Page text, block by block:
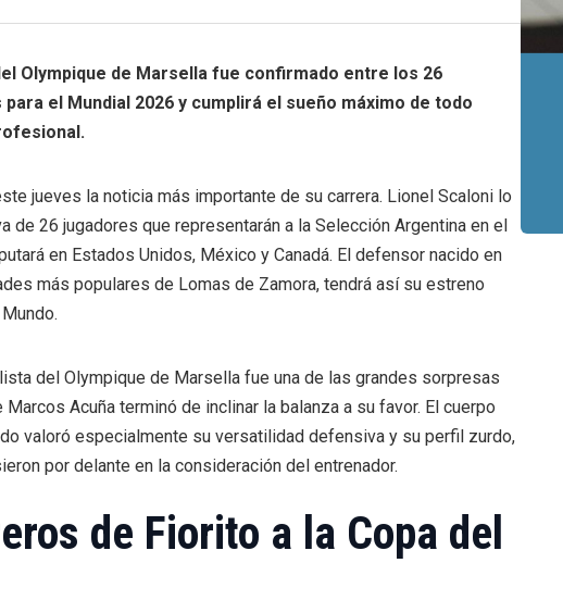
Olympique de Marsella fue confirmado entre los 26
el Mundial 2026 y cumplirá el sueño máximo de todo
jueves la noticia más importante de su carrera. Lionel Scaloni lo
de 26 jugadores que representarán a la Selección Argentina en el
en Estados Unidos, México y Canadá. El defensor nacido en
más populares de Lomas de Zamora, tendrá así su estreno
del Olympique de Marsella fue una de las grandes sorpresas
Acuña terminó de inclinar la balanza a su favor. El cuerpo
valoró especialmente su versatilidad defensiva y su perfil zurdo,
por delante en la consideración del entrenador.
de Fiorito a la Copa del